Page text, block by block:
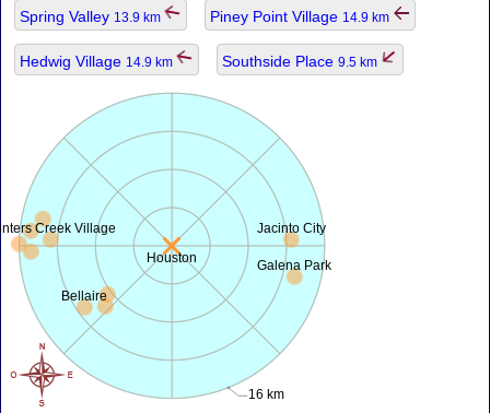
Spring Valley 13.9 km Piney Point Village 14.9 km
Hedwig Village 14.9 km Southside Place 9.5 km
Houston
16 km
Bellaire
Galena Park
Jacinto City
Creek Village